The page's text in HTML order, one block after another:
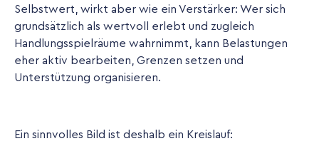
Selbstwert, wirkt aber wie ein Verstärker: Wer sich
grundsätzlich als wertvoll erlebt und zugleich
Handlungsspielräume wahrnimmt, kann Belastungen
eher aktiv bearbeiten, Grenzen setzen und
Unterstützung organisieren.
Ein sinnvolles Bild ist deshalb ein Kreislauf: